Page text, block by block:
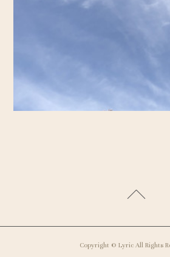
Copyright © Lyric All Rights